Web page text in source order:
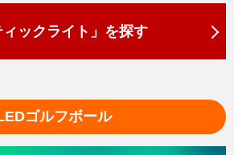
ィックライト」を探す
ゴルフボール